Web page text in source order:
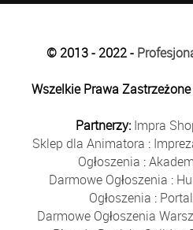
© 2013 - 2022 -
Wszelkie Prawa
Partnerzy: Impra
Sklep dla Animatora :
Ogłoszenia :
Darmowe Ogłoszenia :
Ogłoszenia :
Darmowe Ogłoszenia